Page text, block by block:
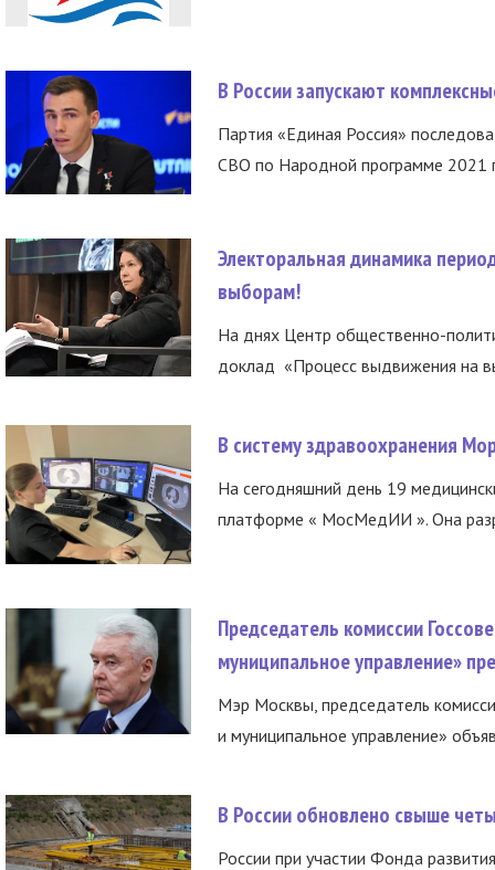
В России запускают
Партия «Единая Россия»
СВО по Народной программе 2021
Электоральная динамика
выборам!
На днях Центр общественно-
доклад «Процесс выдвижения на
В систему здравоохранения
На сегодняшний день 19
платформе « МосМедИИ ». Она
Председатель комиссии
муниципальное управление»
Мэр Москвы, председатель
и муниципальное управление»
В России обновлено свыше
России при участии Фонда